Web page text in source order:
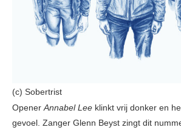
(c) Sobertrist
OpenerAnnabel Lee klinkt vrij donker en
gevoel. Zanger Glenn Beyst zingt dit